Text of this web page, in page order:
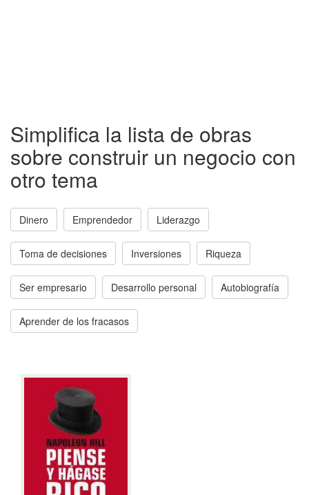
Simplifica la lista de obras
sobre construir un negocio con
otro tema
Dinero Emprendedor Liderazgo
Toma de decisiones Inversiones Riqueza
Ser empresario Desarrollo personal Autobiografía
Aprender de los fracasos